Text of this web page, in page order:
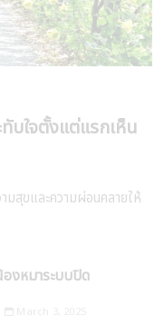
บใจตั้งแต่แรกเห็น
มสุขและความผ่อนคลายให้
งหมาระบบปิด